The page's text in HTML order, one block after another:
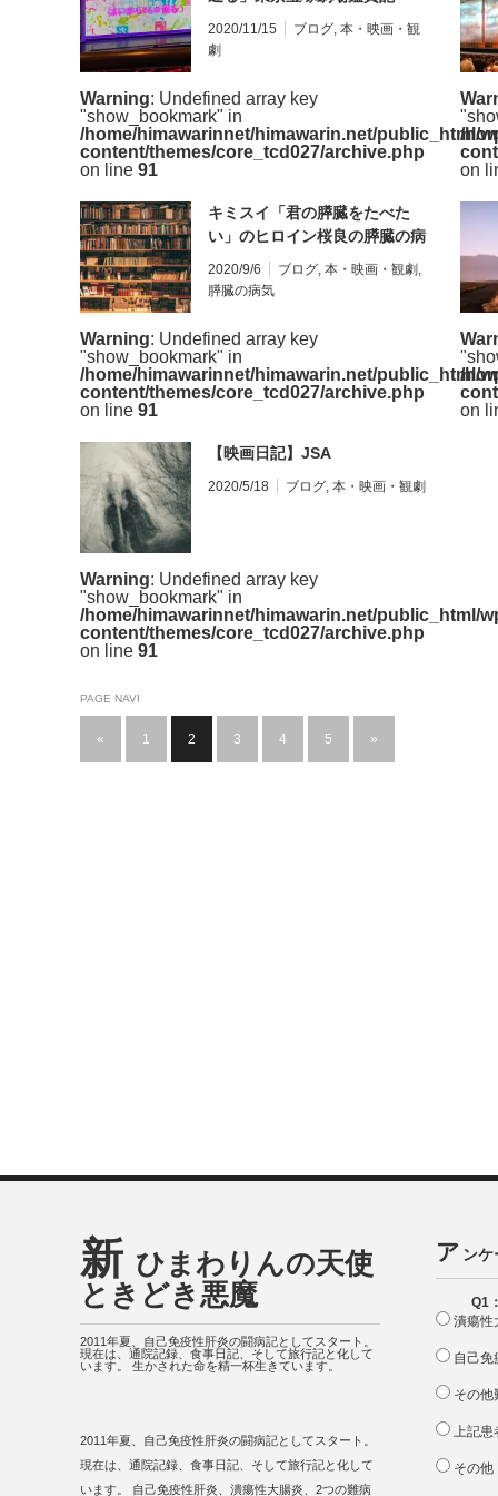
2020/11/15 ブログ, 本・映画・観
劇
Warning: Undefined array key
"show_bookmark" in
/home/himawarinnet/himawarin.net/public_html/
content/themes/core_tcd027/archive.php
on line 91
/
on
キミスイ「君の膵臓をたべた
い」のヒロイン桜良の膵臓の病
気を探る
2020/9/6 ブログ, 本・映画・観劇 ,
膵臓の病気
Warning: Undefined array key
"show_bookmark" in
/home/himawarinnet/himawarin.net/public_html/
content/themes/core_tcd027/archive.php
on line 91
/
on
【映画日記】JSA
2020/5/18 ブログ, 本・映画・観劇
Warning: Undefined array key
"show_bookmark" in
/home/himawarinnet/himawarin.net/public_html/
content/themes/core_tcd027/archive.php
on line 91
PAGE NAVI
« 1 2 3 4 5 »
ア ン
Q1
潰瘍性
自己免
その他
上記患
その他
新 ひまわりんの天使
ときどき悪魔
2011年夏、自己免疫性肝炎の闘病記としてスタート。
現在は、通院記録、食事日記、そして旅行記と化して
います。 生かされた命を精一杯生きています。
2011年夏、自己免疫性肝炎の闘病記としてスタート。
現在は、通院記録、食事日記、そして旅行記と化して
います。 自己免疫性肝炎、潰瘍性大腸炎、2つの難病